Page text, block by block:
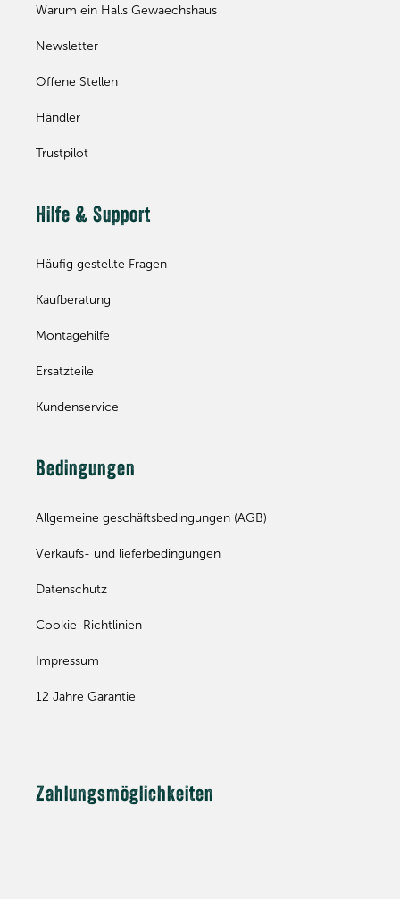
Warum ein Halls Gewaechshaus
Newsletter
Offene Stellen
Händler
Trustpilot
Hilfe & Support
Häufig gestellte Fragen
Kaufberatung
Montagehilfe
Ersatzteile
Kundenservice
Bedingungen
Allgemeine geschäftsbedingungen (AGB)
Verkaufs- und lieferbedingungen
Datenschutz
Cookie-Richtlinien
Impressum
12 Jahre Garantie
Zahlungsmöglichkeiten